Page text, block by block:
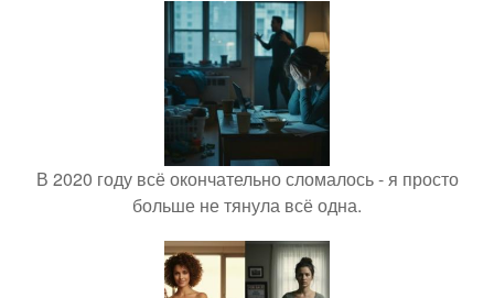
В 2020 году всё окончательно сломалось - я просто
больше не тянула всё одна.